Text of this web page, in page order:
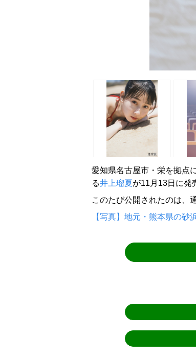
愛知県名古屋市・栄を拠点
る井上瑠夏が11月13日に発
このたび公開されたのは、
【写真】地元・熊本県の砂